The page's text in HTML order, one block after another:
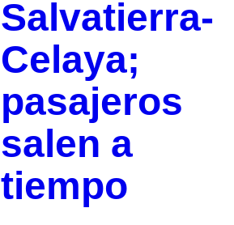
Salvatierra-
Celaya;
pasajeros
salen a
tiempo